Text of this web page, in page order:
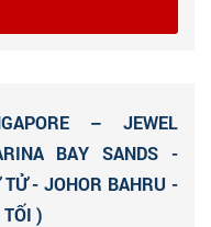
– JEWEL
BAY SANDS -
TỬ - JOHOR BAHRU -
)